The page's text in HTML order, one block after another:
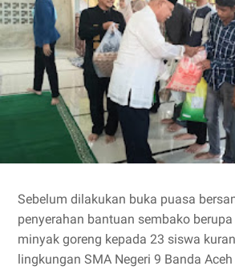
Sebelum dilakukan buka puasa
penyerahan bantuan sembako
minyak goreng kepada 23 siswa
lingkungan SMA Negeri 9 Banda